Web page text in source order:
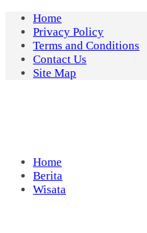
Skip
content
Home
Privacy Policy
Terms and Conditions
Contact Us
Site Map
Home
Berita
Wisata